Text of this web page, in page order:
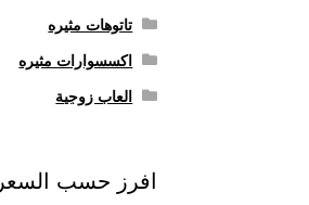
تاتوهات مثيره
اكسسوارات مثيره
العاب زوجية
افرز حسب السعر